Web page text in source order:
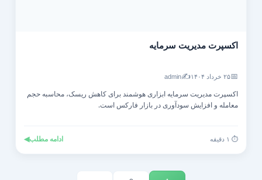
اکسپرت مدیریت سرمایه
۲۵ خرداد ۱۴۰۴ ✍️
admin
اکسپرت مدیریت سرمایه ابزاری هوشمند برای کاهش ریسک، محاسبه حجم
معامله و افزایش سودآوری در بازار فارکس است.
ادامه مطلب◀